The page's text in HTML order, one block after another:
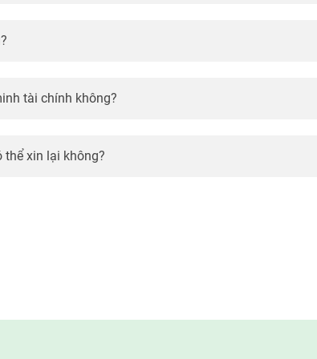
những lý do trên, số lượng người Việt xin visa Nhật
tài chính không?
thể xin lại không?